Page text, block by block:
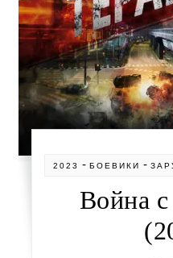
2023 -БОЕВИКИ -
Война